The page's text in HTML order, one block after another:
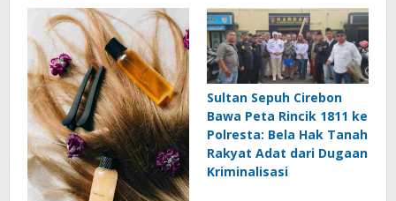
Sultan Sepuh Cirebon
Bawa Peta Rincik 1811 ke
Polresta: Bela Hak Tanah
Rakyat Adat dari Dugaan
Kriminalisasi